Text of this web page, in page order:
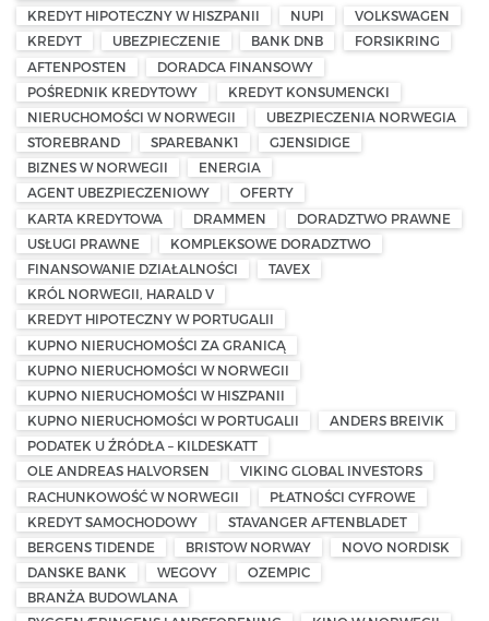
KREDYT HIPOTECZNY W HISZPANII
NUPI
VOLKSWAGEN
KREDYT
UBEZPIECZENIE BANK DNB
FORSIKRING
AFTENPOSTEN
DORADCA FINANSOWY
POŚREDNIK KREDYTOWY
KREDYT KONSUMENCKI
NIERUCHOMOŚCI W NORWEGII
UBEZPIECZENIA NORWEGIA
STOREBRAND
SPAREBANK1
GJENSIDIGE
BIZNES W NORWEGII
ENERGIA
AGENT UBEZPIECZENIOWY
OFERTY
KARTA KREDYTOWA
DRAMMEN
DORADZTWO PRAWNE
USŁUGI PRAWNE
KOMPLEKSOWE DORADZTWO
FINANSOWANIE DZIAŁALNOŚCI
TAVEX
KRÓL NORWEGII, HARALD V
KREDYT HIPOTECZNY W PORTUGALII
KUPNO NIERUCHOMOŚCI ZA GRANICĄ
KUPNO NIERUCHOMOŚCI W NORWEGII
KUPNO NIERUCHOMOŚCI W HISZPANII
KUPNO NIERUCHOMOŚCI W PORTUGALII
ANDERS BREIVIK
PODATEK U ŹRÓDŁA – KILDESKATT
OLE ANDREAS HALVORSEN
VIKING GLOBAL INVESTORS
RACHUNKOWOŚĆ W NORWEGII
PŁATNOŚCI CYFROWE
KREDYT SAMOCHODOWY
STAVANGER AFTENBLADET
BERGENS TIDENDE
BRISTOW NORWAY
NOVO NORDISK
DANSKE BANK
WEGOVY
OZEMPIC
BRANŻA BUDOWLANA